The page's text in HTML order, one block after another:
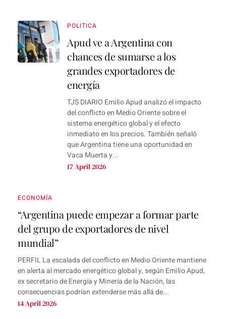
POLITICA
Apud ve a Argentina con
chances de sumarse a los
grandes exportadores de
energía
TJS DIARIO Emilio Apud analizó el impacto
del conflicto en Medio Oriente sobre el
sistema energético global y el efecto
inmediato en los precios. También señaló
que Argentina tiene una oportunidad en
Vaca Muerta y...
17 April 2026
ECONOMÍA
“Argentina puede empezar a formar parte
del grupo de exportadores de nivel
mundial”
PERFIL La escalada del conflicto en Medio Oriente mantiene
en alerta al mercado energético global y, según Emilio Apud,
ex secretario de Energía y Minería de la Nación, las
consecuencias podrían extenderse más allá de...
14 April 2026